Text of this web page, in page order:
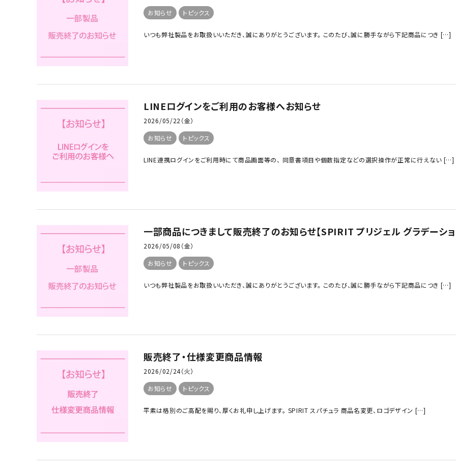
お知らせ
トピックス
いつも弊社製品をお取扱いいただき、誠にありがとうございます。 このたび、誠に勝手ながら下記商品につき […]
LINEログインをご利用のお客様へお知らせ
2026/05/22（金）
お知らせ
トピックス
LINE連携ログインをご利用時にて商品画面等の、 同意書項目や個数指定などの選択操作が正常に行えない […]
一部商品につきまして販売終了のお知らせ【SPIRIT プリジェル グラデーショ
2026/05/08（金）
お知らせ
トピックス
いつも弊社製品をお取扱いいただき、誠にありがとうございます。 このたび、誠に勝手ながら下記商品につき […]
販売終了・仕様変更商品情報
2026/02/24（火）
お知らせ
トピックス
平素は格別のご高配を賜り、厚くお礼申し上げます。 SPIRIT スパチュラ 商品名変更、ロゴデザイン […]